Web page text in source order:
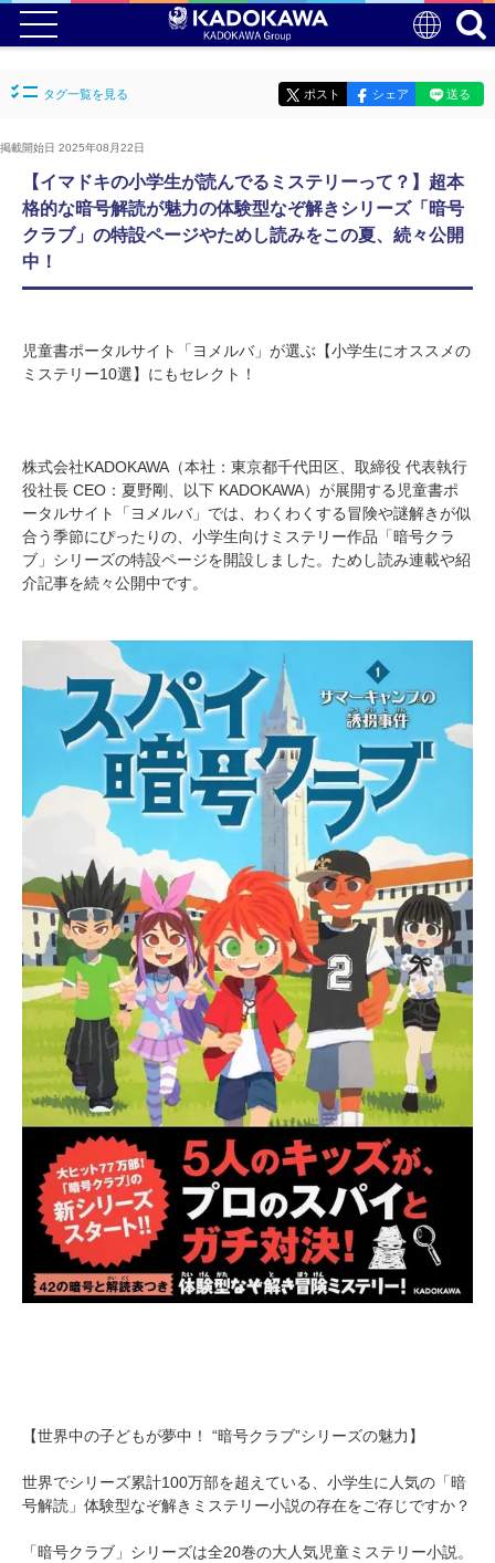
タグ一覧を見る ポスト シェア 送る
掲載開始日 2025年08月22日
【イマドキの小学生が読んでるミステリーって？】超本
格的な暗号解読が魅力の体験型なぞ解きシリーズ「暗号
クラブ」の特設ページやためし読みをこの夏、続々公開
中！
児童書ポータルサイト「ヨメルバ」が選ぶ【小学生にオススメの
ミステリー10選】にもセレクト！
株式会社KADOKAWA（本社：東京都千代田区、取締役 代表執行
役社長 CEO：夏野剛、以下 KADOKAWA）が展開する児童書ポ
ータルサイト「ヨメルバ」では、わくわくする冒険や謎解きが似
合う季節にぴったりの、小学生向けミステリー作品「暗号クラ
ブ」シリーズの特設ページを開設しました。ためし読み連載や紹
介記事を続々公開中です。
【世界中の子どもが夢中！ “暗号クラブ”シリーズの魅力】
世界でシリーズ累計100万部を超えている、小学生に人気の「暗
号解読」体験型なぞ解きミステリー小説の存在をご存じですか？
「暗号クラブ」シリーズは全20巻の大人気児童ミステリー小説。